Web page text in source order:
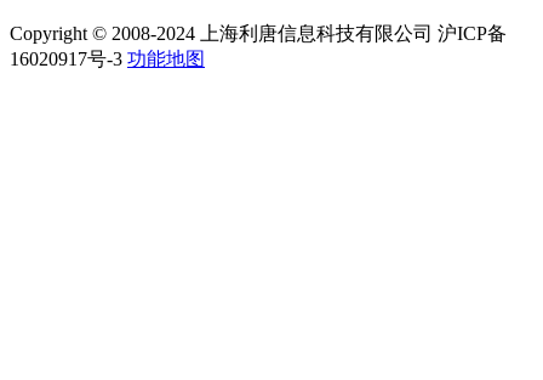
Copyright © 2008-2024 上海利唐信息科技有限公司 沪ICP备
16020917号-3 功能地图